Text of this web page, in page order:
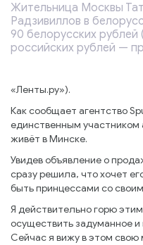
Жительница Москвы
Радзивиллов в
90 белорусских
российских рублей —
«Ленты.ру»).
Как сообщает агентство
единственным участником
живёт в Минске.
Увидев объявление о
сразу решила, что хочет
быть принцессами со
Я действительно горю
осуществить задуманное
Сейчас я вижу в этом